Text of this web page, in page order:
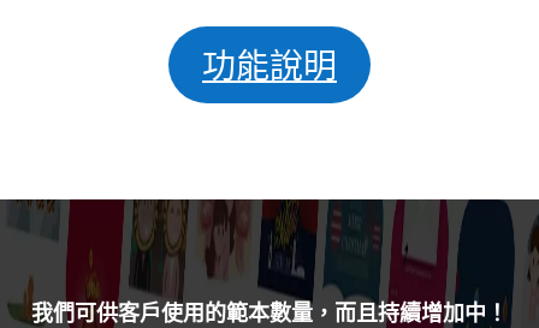
功能說明
我們可供客戶使用的範本數量，而且持續增加中！